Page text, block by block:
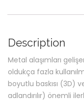
Description
Metal alaşımları
oldukça fazla
boyutlu baskısı (3D)
adlandırılır) önemli